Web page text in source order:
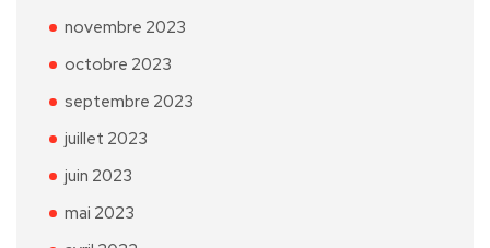
novembre 2023
octobre 2023
septembre 2023
juillet 2023
juin 2023
mai 2023